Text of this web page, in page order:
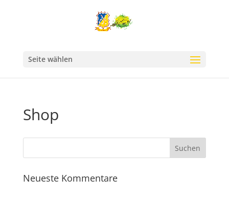
Seite wählen
Shop
Neueste Kommentare